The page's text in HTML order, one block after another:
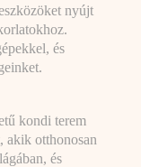
nyújt
és
kondi terem
akik otthonosan
és